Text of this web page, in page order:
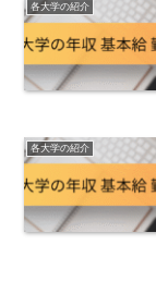
各大学の紹介
各大学の紹介